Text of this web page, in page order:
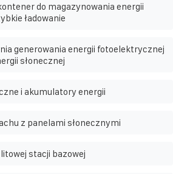
do magazynowania energii
ładowanie
generowania energii fotoelektrycznej
słonecznej
i akumulatory energii
z panelami słonecznymi
stacji bazowej